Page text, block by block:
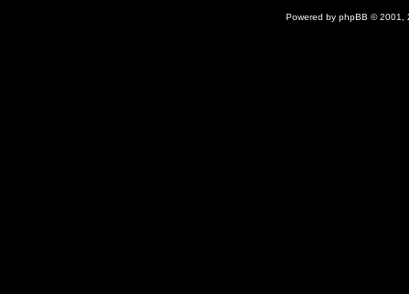
Powered by phpBB © 2001,